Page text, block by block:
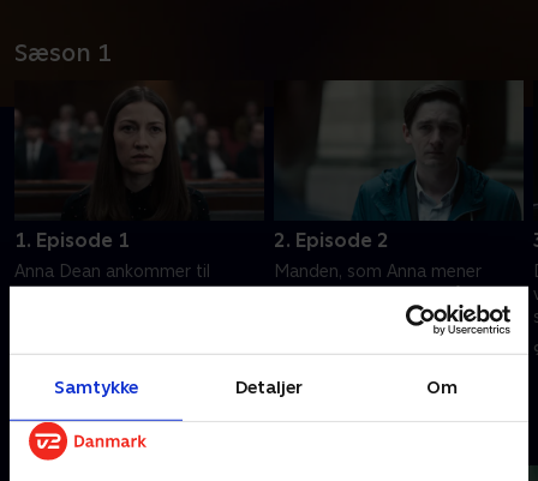
Samtykke Detaljer Om
Sæson 1
1. Episode 1
Anna Dean ankommer til
2. Episode 2
Manden, som Anna mener
offentligheden, når han træder
op på vidneskranken.
Andre så også